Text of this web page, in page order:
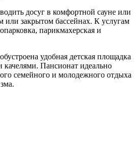
досуг в комфортной сауне или
или закрытом бассейнах. К услугам
парикмахерская и
удобная детская площадка
качелями. Пансионат идеально
семейного и молодежного отдыха